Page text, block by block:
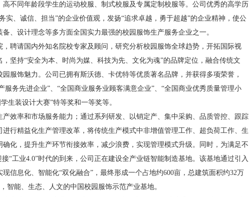
不同年龄段学生的运动校服、制式校服及专属定制校服等。公司优秀的高学历
实、诚信、担当”的企业价值观，发扬“追求卓越，勇于超越”的企业精神，使公
、设计理念等多方面全国实力最强的校园服饰生产服务企业之一。
聘请国内外知名院校专家及顾问，研究分析校园服饰全球趋势，开拓国际视
坚持“安全为本、时尚为媒、科技为先、文化为魂”的品牌定位，融合传统文
服饰魅力。公司已拥有斯沃德、卡优特等优质著名品牌，并获得多项荣誉，
服务先进企业”、“全国商业服务业顾客满意企业”、“全国商业优秀质量管理小
生装设计大赛”特等奖和一等奖等。
效率和市场服务能力；通过系列研发、以销定产、集中采购、品质管控、跟踪
行精益化生产管理改革，将传统生产模式中非增值管理工作、超负荷工作、生
化，提升生产环节衔接效率，减少浪费，实现管理模式升级。同时，为满足不
“工业4.0”时代的到来，公司正在建设全产业链智能制造基地。该基地通过引入
信息化、智能化“双化融合”，最终形成一个占地约600亩，总建筑面积约32万
智能、生态、人文的中国校园服饰示范产业基地。